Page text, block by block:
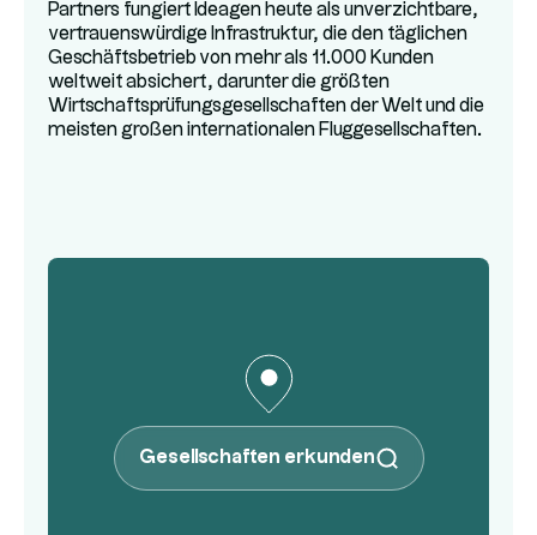
Partners fungiert Ideagen heute als unverzichtbare,
vertrauenswürdige Infrastruktur, die den täglichen
Geschäftsbetrieb von mehr als 11.000 Kunden
weltweit absichert, darunter die größten
Wirtschaftsprüfungsgesellschaften der Welt und die
meisten großen internationalen Fluggesellschaften.
Gesellschaften erkunden